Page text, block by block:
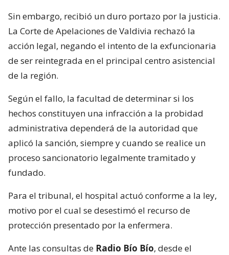
Sin embargo, recibió un duro portazo por la justicia.
La Corte de Apelaciones de Valdivia rechazó la
acción legal, negando el intento de la exfuncionaria
de ser reintegrada en el principal centro asistencial
de la región.
Según el fallo, la facultad de determinar si los
hechos constituyen una infracción a la probidad
administrativa dependerá de la autoridad que
aplicó la sanción, siempre y cuando se realice un
proceso sancionatorio legalmente tramitado y
fundado.
Para el tribunal, el hospital actuó conforme a la ley,
motivo por el cual se desestimó el recurso de
protección presentado por la enfermera.
Ante las consultas de Radio Bío Bío, desde el